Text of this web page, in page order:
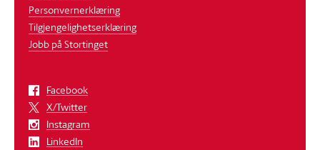
Personvernerklæring
Tilgjengelighetserklæring
Jobb på Stortinget
Facebook
X/Twitter
Instagram
LinkedIn